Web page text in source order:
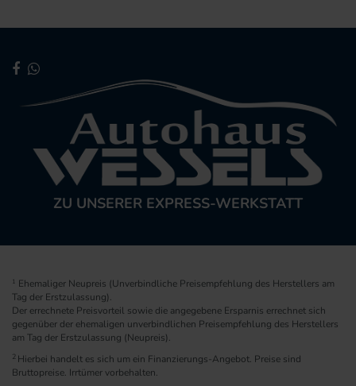
ZU UNSERER EXPRESS-WERKSTATT
1 Ehemaliger Neupreis (Unverbindliche Preisempfehlung des Herstellers am
Tag der Erstzulassung).
Der errechnete Preisvorteil sowie die angegebene Ersparnis errechnet sich
gegenüber der ehemaligen unverbindlichen Preisempfehlung des Herstellers
am Tag der Erstzulassung (Neupreis).
2 Hierbei handelt es sich um ein Finanzierungs-Angebot. Preise sind
Bruttopreise. Irrtümer vorbehalten.